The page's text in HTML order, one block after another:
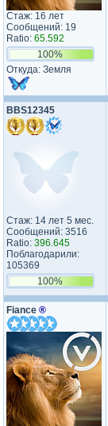
Стаж: 16 лет
Сообщений: 19
Ratio: 65.592
100%
Откуда: Земля
BBS12345
Стаж: 14 лет 5 мес.
Сообщений: 3516
Ratio: 396.645
Поблагодарили:
105369
100%
Fiance ®